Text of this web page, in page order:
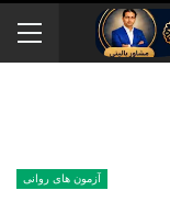
آزمون های روانی